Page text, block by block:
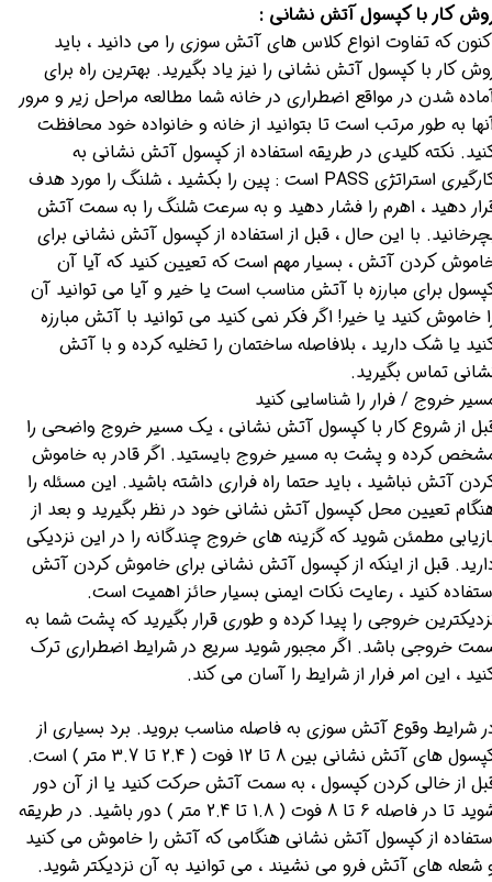
کار با کپسول آتش نشانی :
که تفاوت انواع کلاس های آتش سوزی را می دانید ، باید
کار با کپسول آتش نشانی را نیز یاد بگیرید. بهترین راه برای
شدن در مواقع اضطراری در خانه شما مطالعه مراحل زیر و مرور
به طور مرتب است تا بتوانید از خانه و خانواده خود محافظت
نکته کلیدی در طریقه استفاده از کپسول آتش نشانی به
کارگیری استراتژی PASS است : پین را بکشید ، شلنگ را مورد هدف
دهید ، اهرم را فشار دهید و به سرعت شلنگ را به سمت آتش
با این حال ، قبل از استفاده از کپسول آتش نشانی برای
کردن آتش ، بسیار مهم است که تعیین کنید که آیا آن
برای مبارزه با آتش مناسب است یا خیر و آیا می توانید آن
خاموش کنید یا خیر! اگر فکر نمی کنید می توانید با آتش مبارزه
یا شک دارید ، بلافاصله ساختمان را تخلیه کرده و با آتش
تماس بگیرید.
خروج / فرار را شناسایی کنید
از شروع کار با کپسول آتش نشانی ، یک مسیر خروج واضحی را
کرده و پشت به مسیر خروج بایستید. اگر قادر به خاموش
آتش نباشید ، باید حتما راه فراری داشته باشید. این مسئله را
تعیین محل کپسول آتش نشانی خود در نظر بگیرید و بعد از
مطمئن شوید که گزینه های خروج چندگانه را در این نزدیکی
قبل از اینکه از کپسول آتش نشانی برای خاموش کردن آتش
کنید ، رعایت نکات ایمنی بسیار حائز اهمیت است.
خروجی را پیدا کرده و طوری قرار بگیرید که پشت شما به
خروجی باشد. اگر مجبور شوید سریع در شرایط اضطراری ترک
، این امر فرار از شرایط را آسان می کند.
شرایط وقوع آتش سوزی به فاصله مناسب بروید. برد بسیاری از
کپسول های آتش نشانی بین 8 تا 12 فوت ( 2.4 تا 3.7 متر ) است.
از خالی کردن کپسول ، به سمت آتش حرکت کنید یا از آن دور
شوید تا در فاصله 6 تا 8 فوت ( 1.8 تا 2.4 متر ) دور باشید. در طریقه
از کپسول آتش نشانی هنگامی که آتش را خاموش می کنید
شعله های آتش فرو می نشیند ، می توانید به آن نزدیکتر شوید.